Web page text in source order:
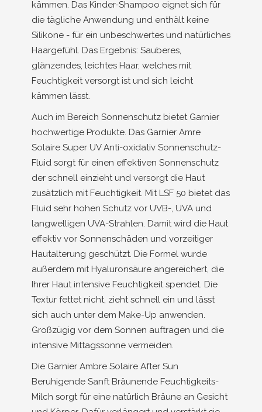
kämmen. Das Kinder-Shampoo eignet sich für
die tägliche Anwendung und enthält keine
Silikone - für ein unbeschwertes und natürliches
Haargefühl. Das Ergebnis: Sauberes,
glänzendes, leichtes Haar, welches mit
Feuchtigkeit versorgt ist und sich leicht
kämmen lässt.
Auch im Bereich Sonnenschutz bietet Garnier
hochwertige Produkte. Das Garnier Amre
Solaire Super UV Anti-oxidativ Sonnenschutz-
Fluid sorgt für einen effektiven Sonnenschutz
der schnell einzieht und versorgt die Haut
zusätzlich mit Feuchtigkeit. Mit LSF 50 bietet das
Fluid sehr hohen Schutz vor UVB-, UVA und
langwelligen UVA-Strahlen. Damit wird die Haut
effektiv vor Sonnenschäden und vorzeitiger
Hautalterung geschützt. Die Formel wurde
außerdem mit Hyaluronsäure angereichert, die
Ihrer Haut intensive Feuchtigkeit spendet. Die
Textur fettet nicht, zieht schnell ein und lässt
sich auch unter dem Make-Up anwenden.
Großzügig vor dem Sonnen auftragen und die
intensive Mittagssonne vermeiden.
Die Garnier Ambre Solaire After Sun
Beruhigende Sanft Bräunende Feuchtigkeits-
Milch sorgt für eine natürlich Bräune an Gesicht